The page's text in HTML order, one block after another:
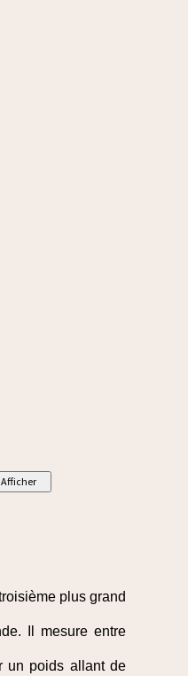
plus grand
Il mesure entre
un poids allant de